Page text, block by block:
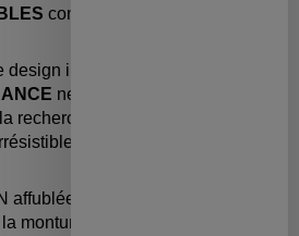
conçues spécialement pour
inspiré des oursons, ces
ne manqueront pas de
recherche d'une protection
pour leur bébé et leur
affublées d'un museau et
monture, allient à merveille